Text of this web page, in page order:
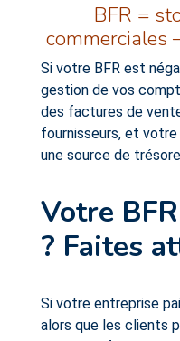
BFR =
commerciales
Si votre BFR est
gestion de vos
des factures de
fournisseurs, et
une source de
Votre
? Faites
Si votre entreprise
alors que les clients